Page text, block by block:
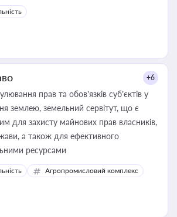
+6
прав та обов’язків суб’єктів у
землею, земельний сервітут, що є
для захисту майнових прав власників,
а також для ефективного
ресурсами
Агропромисловий комплекс